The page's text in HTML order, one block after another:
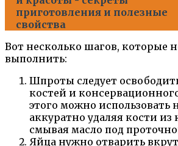
приготовления и полезные
свойства
Вот несколько шагов, которые
выполнить:
Шпроты следует
костей и
этого можно использовать
аккуратно удаляя кости
смывая масло под
Яйца нужно отварить